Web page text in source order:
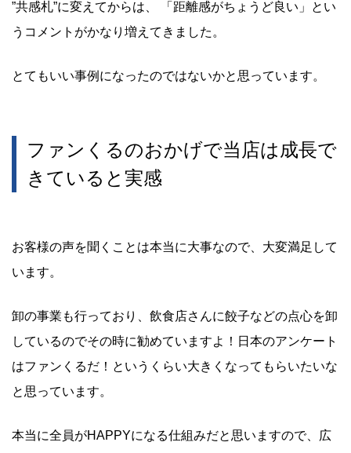
”共感札”に変えてからは、 「距離感がちょうど良い」とい
うコメントがかなり増えてきました。
とてもいい事例になったのではないかと思っています。
ファンくるのおかげで当店は成長で
きていると実感
お客様の声を聞くことは本当に大事なので、大変満足して
います。
卸の事業も行っており、飲食店さんに餃子などの点心を卸
しているのでその時に勧めていますよ！日本のアンケート
はファンくるだ！というくらい大きくなってもらいたいな
と思っています。
本当に全員がHAPPYになる仕組みだと思いますので、広